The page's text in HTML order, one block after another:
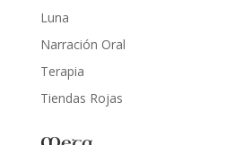
Luna
Narración Oral
Terapia
Tiendas Rojas